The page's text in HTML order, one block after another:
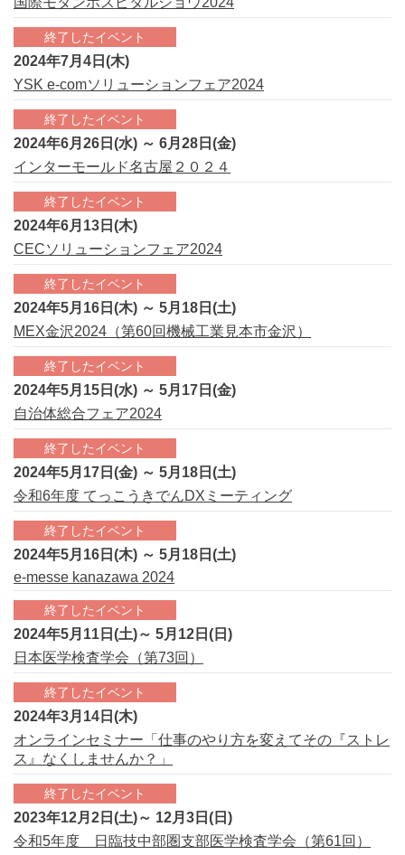
終了したイベント
2024年7月4日(木)
YSK e-comソリューションフェア2024
終了したイベント
2024年6月26日(水) ～ 6月28日(金)
インターモールド名古屋２０２４
終了したイベント
2024年6月13日(木)
CECソリューションフェア2024
終了したイベント
2024年5月16日(木) ～ 5月18日(土)
MEX金沢2024（第60回機械工業見本市金沢）
終了したイベント
2024年5月15日(水) ～ 5月17日(金)
自治体総合フェア2024
終了したイベント
2024年5月17日(金) ～ 5月18日(土)
令和6年度 てっこうきでんDXミーティング
終了したイベント
2024年5月16日(木) ～ 5月18日(土)
e-messe kanazawa 2024
終了したイベント
2024年5月11日(土)～ 5月12日(日)
日本医学検査学会（第73回）
終了したイベント
2024年3月14日(木)
オンラインセミナー「仕事のやり方を変えてその『ストレ
ス』なくしませんか？」
終了したイベント
2023年12月2日(土)～ 12月3日(日)
令和5年度 日臨技中部圏支部医学検査学会（第61回）